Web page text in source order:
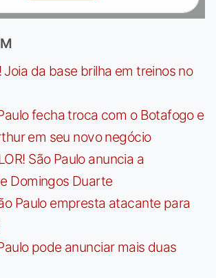
Joia da base brilha em treinos no
fecha troca com o Botafogo e
em seu novo negócio
São Paulo anuncia a
Domingos Duarte
Paulo empresta atacante para
pode anunciar mais duas